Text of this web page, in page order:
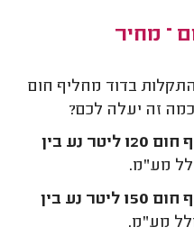
– מחיר
בדוד מחליף חום
זה יעלה לכם?
מחיר החלפת דוד מחליף חום 120 ליטר נע בין
מע"מ.
מחיר החלפת דוד מחליף חום 150 ליטר נע בין
מע"מ.